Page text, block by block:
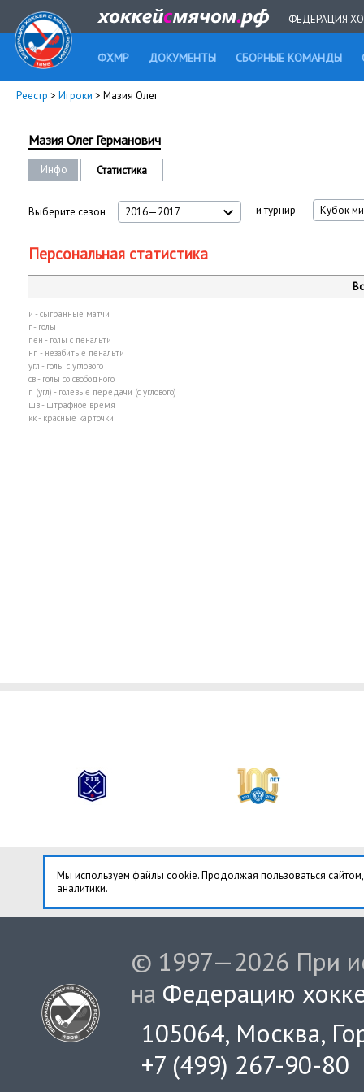
ФЕДЕРАЦИЯ
ФХМР ДОКУМЕНТЫ СБОРНЫЕ КОМАНДЫ
Реестр > Игроки > Мазия Олег
Мазия Олег Германович
Инфо Статистика
Выберите сезон 2016—2017 и турнир Кубок
Персональная статистика
и - сыгранные матчи
г - голы
пен - голы с пенальти
нп - незабитые пенальти
угл - голы с углового
св - голы со свободного
п (угл) - голевые передачи (с углового)
шв - штрафное время
кк - красные карточки
Мы используем файлы cookie. Продолжая пользоваться
аналитики.
© 1997—2026 При
на Федерацию
105064, Москва,
+7 (499) 267-90-80